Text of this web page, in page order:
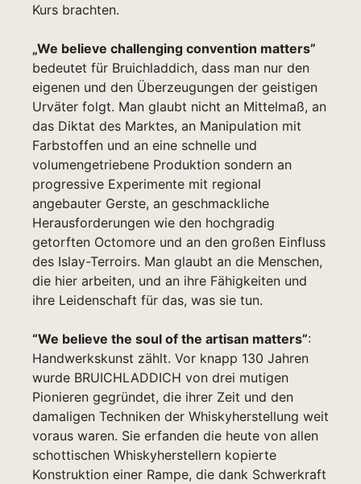
Kurs brachten.
„We believe challenging convention matters”
bedeutet für Bruichladdich, dass man nur den
eigenen und den Überzeugungen der geistigen
Urväter folgt. Man glaubt nicht an Mittelmaß, an
das Diktat des Marktes, an Manipulation mit
Farbstoffen und an eine schnelle und
volumengetriebene Produktion sondern an
progressive Experimente mit regional
angebauter Gerste, an geschmackliche
Herausforderungen wie den hochgradig
getorften Octomore und an den großen Einfluss
des Islay-Terroirs. Man glaubt an die Menschen,
die hier arbeiten, und an ihre Fähigkeiten und
ihre Leidenschaft für das, was sie tun.
“We believe the soul of the artisan matters”:
Handwerkskunst zählt. Vor knapp 130 Jahren
wurde BRUICHLADDICH von drei mutigen
Pionieren gegründet, die ihrer Zeit und den
damaligen Techniken der Whiskyherstellung weit
voraus waren. Sie erfanden die heute von allen
schottischen Whiskyherstellern kopierte
Konstruktion einer Rampe, die dank Schwerkraft